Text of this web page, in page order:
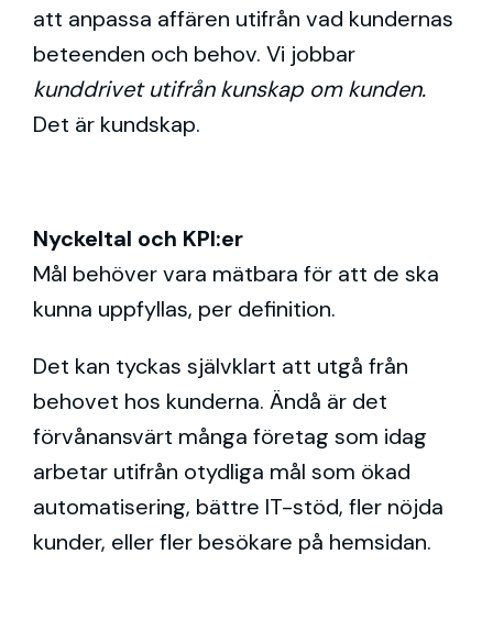
att anpassa affären utifrån vad kundernas
beteenden och behov. Vi jobbar
kunddrivet utifrån kunskap om kunden.
Det är kundskap.
Nyckeltal och KPI:er
Mål behöver vara mätbara för att de ska
kunna uppfyllas, per definition.
Det kan tyckas självklart att utgå från
behovet hos kunderna. Ändå är det
förvånansvärt många företag som idag
arbetar utifrån otydliga mål som ökad
automatisering, bättre IT-stöd, fler nöjda
kunder, eller fler besökare på hemsidan.